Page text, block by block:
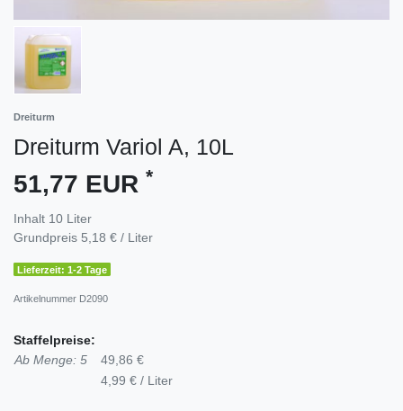
Dreiturm
Dreiturm Variol A, 10L
51,77 EUR *
Inhalt 10 Liter
Grundpreis 5,18 € / Liter
Lieferzeit: 1-2 Tage
Artikelnummer D2090
Staffelpreise:
Ab Menge: 5
49,86 €
4,99 € / Liter